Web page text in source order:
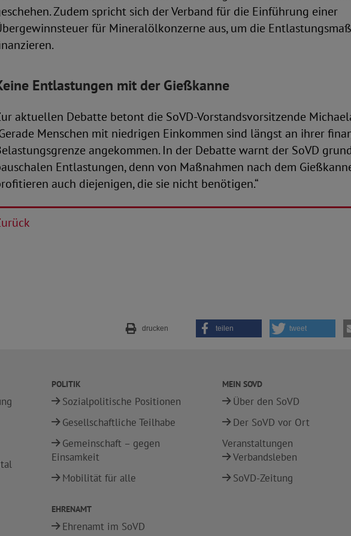
Zudem spricht sich der Verband für die Einführung einer
für Mineralölkonzerne aus, um die
Entlastungen mit der Gießkanne
aktuellen Debatte betont die SoVD-Vorstandsvorsitzende
Menschen mit niedrigen Einkommen sind längst an ihrer
angekommen. In der Debatte warnt der SoVD
Entlastungen, denn von Maßnahmen nach dem
auch diejenigen, die sie nicht benötigen.“
drucken teilen tweet
POLITIK
Sozialpolitische Positionen
Gesellschaftliche Teilhabe
Gemeinschaft – gegen
Einsamkeit
Mobilität für alle
EHRENAMT
Ehrenamt im SoVD
MEIN SOVD
Über den SoVD
Der SoVD vor Ort
Veranstaltungen
Verbandsleben
SoVD-Zeitung